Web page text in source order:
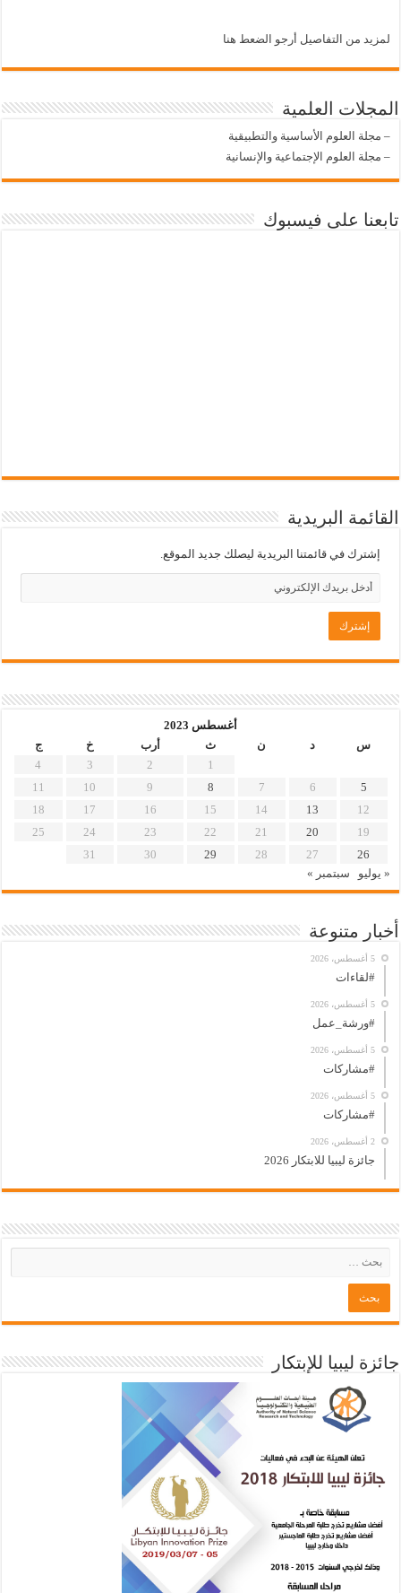
لمزيد من التفاصيل أرجو الضعط هنا
المجلات العلمية
– مجلة العلوم الأساسية والتطبيقية
– مجلة العلوم الإجتماعية والإنسانية
تابعنا على فيسبوك
القائمة البريدية
إشترك في قائمتنا البريدية ليصلك جديد الموقع.
أغسطس 2023
س
د ن ث أرب خ
ج
1
2
3
4
5
6
7
8
9
10
11
12
13
14
15
16
17
18
19
20
21
22
23
24
25
26
27
28
29
30
31
« يوليو
سبتمبر »
أخبار متنوعة
5 أغسطس، 2026
#لقاءات
5 أغسطس، 2026
#ورشة_عمل
5 أغسطس، 2026
#مشاركات
5 أغسطس، 2026
#مشاركات
2 أغسطس، 2026
جائزة ليبيا للابتكار 2026
جائزة ليبيا للإبتكار